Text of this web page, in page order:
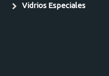
Vidrios Especiales